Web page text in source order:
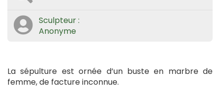
Sculpteur :
Anonyme
La sépulture est ornée d’un buste en marbre de
femme, de facture inconnue.